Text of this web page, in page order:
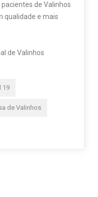
de Valinhos
qualidade e mais
de Valinhos
19
de Valinhos